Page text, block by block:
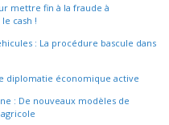
mettre fin à la fraude à
cash !
: La procédure bascule dans
diplomatie économique active
: De nouveaux modèles de